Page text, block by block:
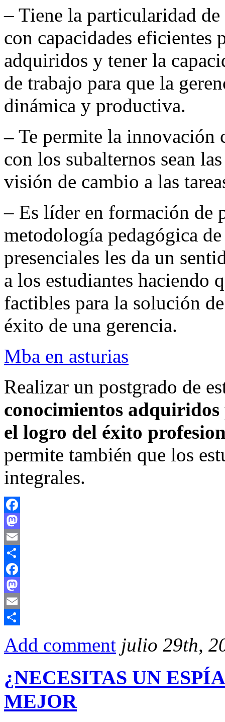
– Tiene la particularidad
con capacidades eficientes
adquiridos y tener la
de trabajo para que la
dinámica y productiva.
– Te permite la innovación
con los subalternos sean
visión de cambio a las
– Es líder en formación de
metodología pedagógica
presenciales les da un
a los estudiantes haciendo
factibles para la solución
éxito de una gerencia.
Mba en asturias
Realizar un postgrado de
conocimientos
el logro del éxito
permite también que los
integrales.
Facebook
Mastodon
Email
Compartir
Facebook
Mastodon
Email
Add comment julio 29th,
¿NECESITAS UN
MEJOR